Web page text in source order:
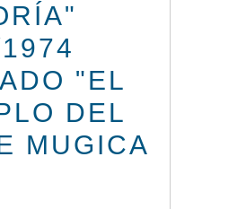
"EL
DEL
MUGICA